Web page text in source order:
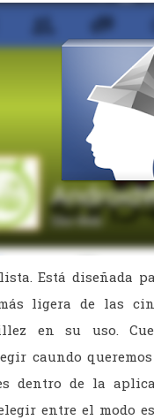
Está diseñada
ligera de las
en su uso.
caundo
dentro de la
entre el modo